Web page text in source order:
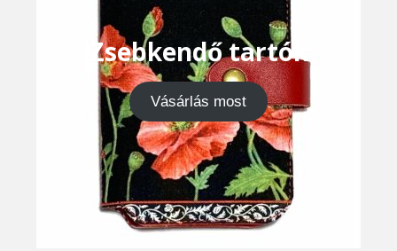
Zsebkendő tartók
Vásárlás most